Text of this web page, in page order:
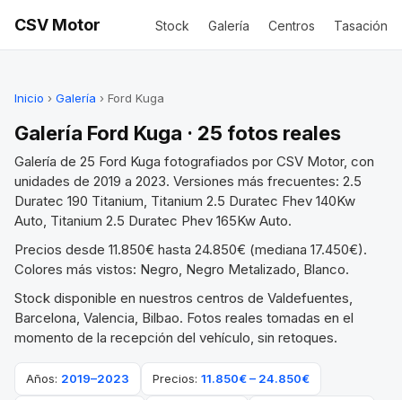
CSV Motor Stock Galería Centros Tasación
Inicio › Galería › Ford Kuga
Galería Ford Kuga · 25 fotos reales
Galería de 25 Ford Kuga fotografiados por CSV Motor, con
unidades de 2019 a 2023. Versiones más frecuentes: 2.5
Duratec 190 Titanium, Titanium 2.5 Duratec Fhev 140Kw
Auto, Titanium 2.5 Duratec Phev 165Kw Auto.
Precios desde 11.850€ hasta 24.850€ (mediana 17.450€).
Colores más vistos: Negro, Negro Metalizado, Blanco.
Stock disponible en nuestros centros de Valdefuentes,
Barcelona, Valencia, Bilbao. Fotos reales tomadas en el
momento de la recepción del vehículo, sin retoques.
Años: 2019–2023 Precios: 11.850€ – 24.850€